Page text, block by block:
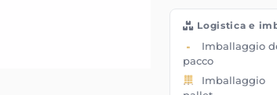
Logistica e
Imballaggio
pacco
Imballaggio